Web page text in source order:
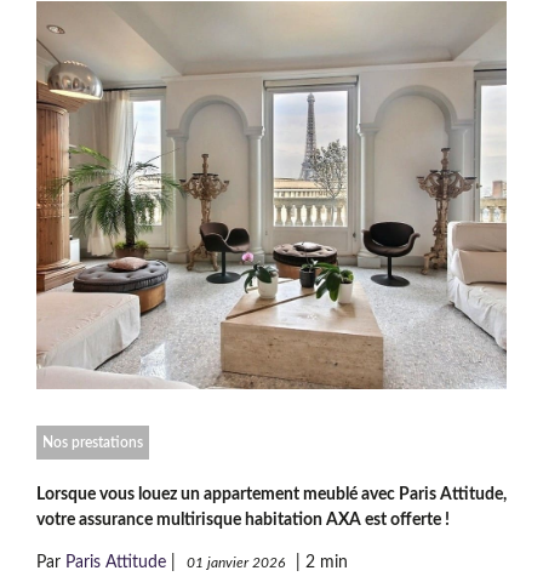
Nos prestations
Lorsque vous louez un appartement meublé avec Paris Attitude,
votre assurance multirisque habitation AXA est offerte !
Par Paris Attitude 01 janvier 2026 2 min